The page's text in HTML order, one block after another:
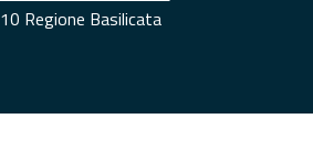
Regione Basilicata